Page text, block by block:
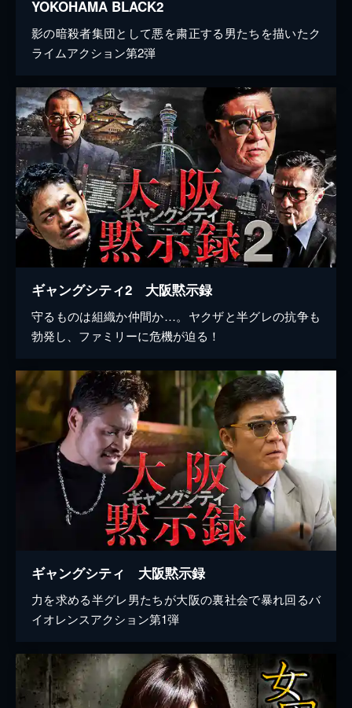
YOKOHAMA BLACK2
影の暗殺者集団として悪を粛正する男たちを描いたク
ライムアクション第2弾
ギャングシティ2 大阪黙示録
守るものは組織か仲間か…。ヤクザと半グレの抗争も
勃発し、ファミリーに危機が迫る！
ギャングシティ 大阪黙示録
力を求める半グレ男たちが大阪の裏社会で暴れ回るバ
イオレンスアクション第1弾